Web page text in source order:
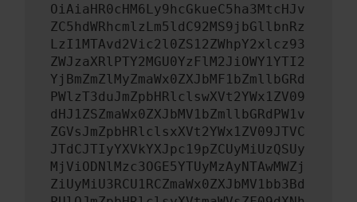
OiAiaHR0cHM6Ly9hcGkueC5ha3MtcHJv
ZC5hdWRhcmlzLm5ldC92MS9jbGllbnRz
LzI1MTAvd2Vic2l0ZS12ZWhpY2xlcz93
ZWJzaXRlPTY2MGU0YzFlM2JiOWY1YTI2
YjBmZmZlMyZmaWx0ZXJbMF1bZmllbGRd
PWlzT3duJmZpbHRlclswXVt2YWx1ZV09
dHJ1ZSZmaWx0ZXJbMV1bZmllbGRdPW1v
ZGVsJmZpbHRlclsxXVt2YWx1ZV09JTVC
JTdCJTIyYXVkYXJpc19pZCUyMiUzQSUy
MjViODNlMzc3OGE5YTUyMzAyNTAwMWZj
ZiUyMiU3RCU1RCZmaWx0ZXJbMV1bb3Bd